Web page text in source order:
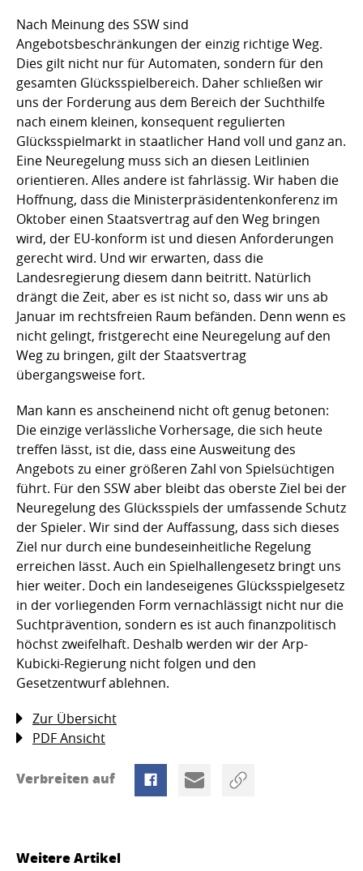
Nach Meinung des SSW sind
Angebotsbeschränkungen der einzig richtige Weg.
Dies gilt nicht nur für Automaten, sondern für den
gesamten Glücksspielbereich. Daher schließen wir
uns der Forderung aus dem Bereich der Suchthilfe
nach einem kleinen, konsequent regulierten
Glücksspielmarkt in staatlicher Hand voll und ganz an.
Eine Neuregelung muss sich an diesen Leitlinien
orientieren. Alles andere ist fahrlässig. Wir haben die
Hoffnung, dass die Ministerpräsidentenkonferenz im
Oktober einen Staatsvertrag auf den Weg bringen
wird, der EU-konform ist und diesen Anforderungen
gerecht wird. Und wir erwarten, dass die
Landesregierung diesem dann beitritt. Natürlich
drängt die Zeit, aber es ist nicht so, dass wir uns ab
Januar im rechtsfreien Raum befänden. Denn wenn es
nicht gelingt, fristgerecht eine Neuregelung auf den
Weg zu bringen, gilt der Staatsvertrag
übergangsweise fort.
Man kann es anscheinend nicht oft genug betonen:
Die einzige verlässliche Vorhersage, die sich heute
treffen lässt, ist die, dass eine Ausweitung des
Angebots zu einer größeren Zahl von Spielsüchtigen
führt. Für den SSW aber bleibt das oberste Ziel bei der
Neuregelung des Glücksspiels der umfassende Schutz
der Spieler. Wir sind der Auffassung, dass sich dieses
Ziel nur durch eine bundeseinheitliche Regelung
erreichen lässt. Auch ein Spielhallengesetz bringt uns
hier weiter. Doch ein landeseigenes Glücksspielgesetz
in der vorliegenden Form vernachlässigt nicht nur die
Suchtprävention, sondern es ist auch finanzpolitisch
höchst zweifelhaft. Deshalb werden wir der Arp-
Kubicki-Regierung nicht folgen und den
Gesetzentwurf ablehnen.
Zur Übersicht
PDF Ansicht
Verbreiten auf
Weitere Artikel